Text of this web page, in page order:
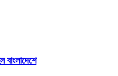
বাংলাদেশে